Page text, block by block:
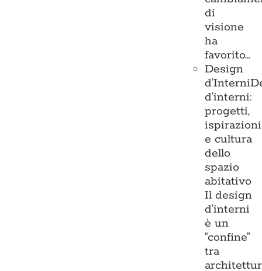
di
visione
ha
favorito…
Design
d’Interni
d’interni:
progetti,
ispirazioni
e cultura
dello
spazio
abitativo
Il design
d’interni
è un
“confine”
tra